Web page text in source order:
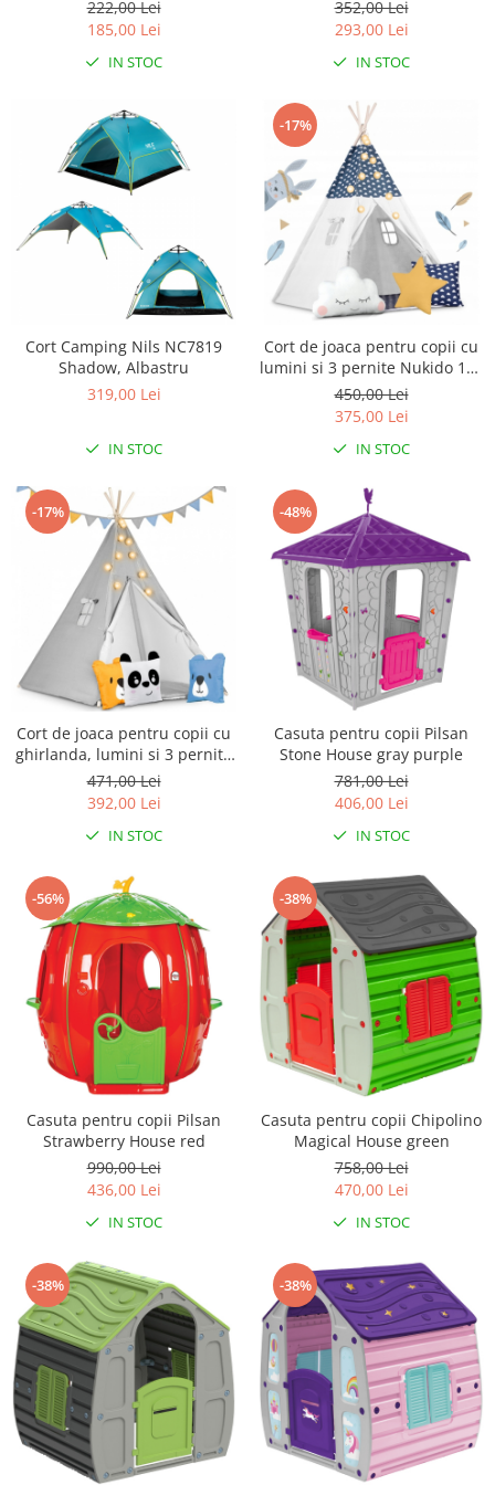
Lampi de veghe
222,00 Lei
185,00 Lei
IN STOC
352,00 Lei
293,00 Lei
IN STOC
Cort Camping Nils NC7819
Shadow, Albastru
319,00 Lei
IN STOC
-17%
Cort de joaca pentru copii cu
lumini si 3 pernite Nukido 120
x 120 x 165 cm - Bleumarin
450,00 Lei
375,00 Lei
IN STOC
-17%
Cort de joaca pentru copii cu
ghirlanda, lumini si 3 pernite
Nukido 120 x 120 x 165 cm -
Gri
471,00 Lei
392,00 Lei
IN STOC
-48%
Casuta pentru copii Pilsan
Stone House gray purple
781,00 Lei
406,00 Lei
IN STOC
-56%
Casuta pentru copii Pilsan
Strawberry House red
990,00 Lei
436,00 Lei
IN STOC
-38%
Casuta pentru copii Chipolino
Magical House green
758,00 Lei
470,00 Lei
IN STOC
-38% -38%